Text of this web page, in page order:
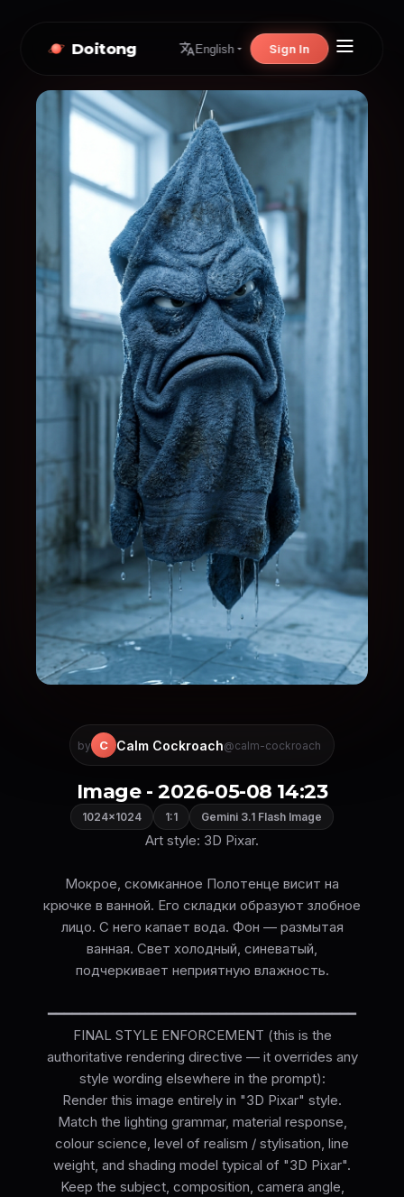
Doitong English Sign In
by C Calm Cockroach@calm-cockroach
Image - 2026-05-08 14:23
1024×1024 1:1 Gemini 3.1 Flash Image
Art style: 3D Pixar.
Мокрое, скомканное Полотенце висит на
крючке в ванной. Его складки образуют злобное
лицо. С него капает вода. Фон — размытая
ванная. Свет холодный, синеватый,
подчеркивает неприятную влажность.
━━━━━━━━━━━━━━━━━━━━━━━━━━━━━━━━━━━━━━
FINAL STYLE ENFORCEMENT (this is the
authoritative rendering directive — it overrides any
style wording elsewhere in the prompt):
Render this image entirely in "3D Pixar" style.
Match the lighting grammar, material response,
colour science, level of realism / stylisation, line
weight, and shading model typical of "3D Pixar".
Keep the subject, composition, camera angle,